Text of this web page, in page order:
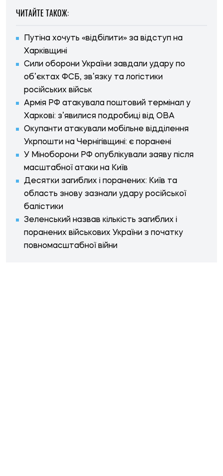
ЧИТАЙТЕ ТАКОЖ:
Путіна хочуть «відбілити» за відступ на
Харківщині
Сили оборони України завдали удару по
об’єктах ФСБ, зв’язку та логістики
російських військ
Армія РФ атакувала поштовий термінал у
Харкові: з’явилися подробиці від ОВА
Окупанти атакували мобільне відділення
Укрпошти на Чернігівщині: є поранені
У Міноборони РФ опублікували заяву після
масштабної атаки на Київ
Десятки загиблих і поранених: Київ та
область знову зазнали удару російської
балістики
Зеленський назвав кількість загиблих і
поранених військових України з початку
повномасштабної війни